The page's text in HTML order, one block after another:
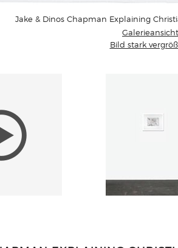
Jake & Dinos Chapman Explaining
Galerieansicht
Bild stark